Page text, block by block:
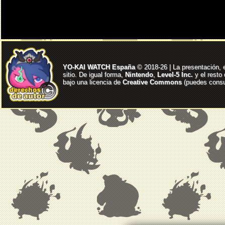
YO-KAI WATCH España© 2018-26 | La presentación,
sitio. De igual forma, Nintendo, Level-5 Inc. y el resto
bajo una licencia deCreative Commons(puedes